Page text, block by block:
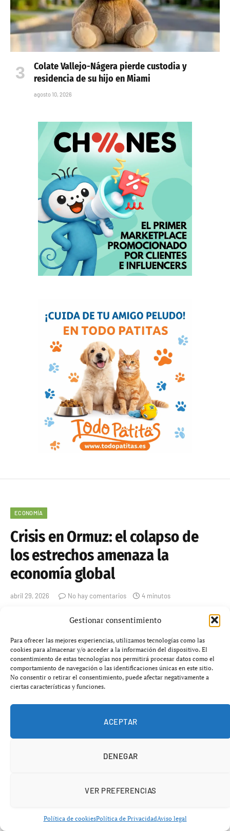
Gestionar consentimiento
Para ofrecer las mejores experiencias, utilizamos tecnologías como las
cookies para almacenar y/o acceder a la información del dispositivo. El
consentimiento de estas tecnologías nos permitirá procesar datos como el
comportamiento de navegación o las identificaciones únicas en este sitio.
No consentir o retirar el consentimiento, puede afectar negativamente a
ciertas características y funciones.
ACEPTAR
DENEGAR
VER PREFERENCIAS
Política de cookiesPolítica de PrivacidadAviso legal
Colate Vallejo-Nágera pierde custodia y
residencia de su hijo en Miami
agosto 10, 2026
ECONOMÍA
Crisis en Ormuz: el colapso de
los estrechos amenaza la
economía global
abril 29, 2026 No hay comentarios 4 minutos